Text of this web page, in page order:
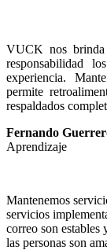
VUCK nos brinda
responsabilidad
experiencia.
permite
respaldados
Fernando
Aprendizaje
Mantenemos
servicios
correo son
las personas son